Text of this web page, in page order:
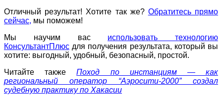
Отличный результат! Хотите так же? Обратитесь прямо
сейчас, мы поможем!
Мы научим вас использовать технологию
КонсультантПлюс для получения результата, который вы
хотите: выгодный, удобный, безопасный, простой.
Читайте также
Поход по инстанциям — как
региональный оператор “Аэросити-2000” создал
судебную практику по Хакасии